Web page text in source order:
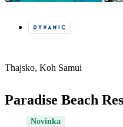
Thajsko, Koh Samui
Paradise Beach
Novinka